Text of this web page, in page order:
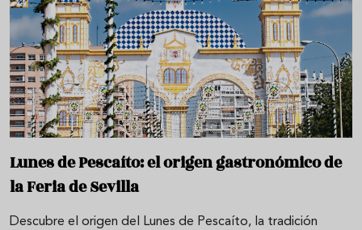
Lunes de Pescaíto: el origen gastronómico de
la Feria de Sevilla
Descubre el origen del Lunes de Pescaíto, la tradición